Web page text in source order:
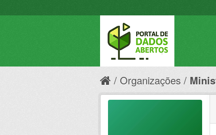
Organizações